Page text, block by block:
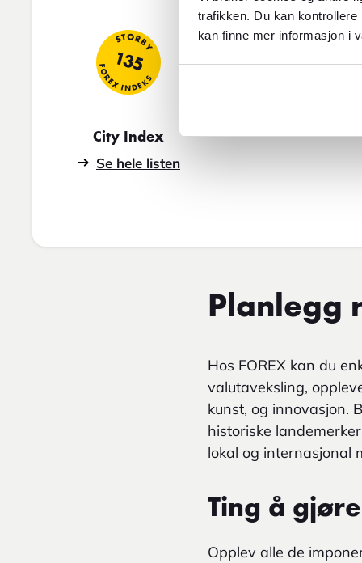
trafikken. Du kan
kan finne mer informasjon i
STORBY
135
FOREX INDEKS
City Index
Se hele listen
Planlegg
Hos FOREX kan du
valutaveksling,
kunst, og innovasjon.
historiske
lokal og internasjonal
Ting å
Opplev alle de